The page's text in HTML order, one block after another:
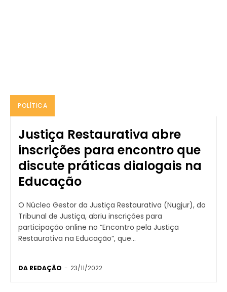
POLÍTICA
Justiça Restaurativa abre
inscrições para encontro que
discute práticas dialogais na
Educação
O Núcleo Gestor da Justiça Restaurativa (Nugjur), do
Tribunal de Justiça, abriu inscrições para
participação online no “Encontro pela Justiça
Restaurativa na Educação”, que...
DA REDAÇÃO - 23/11/2022